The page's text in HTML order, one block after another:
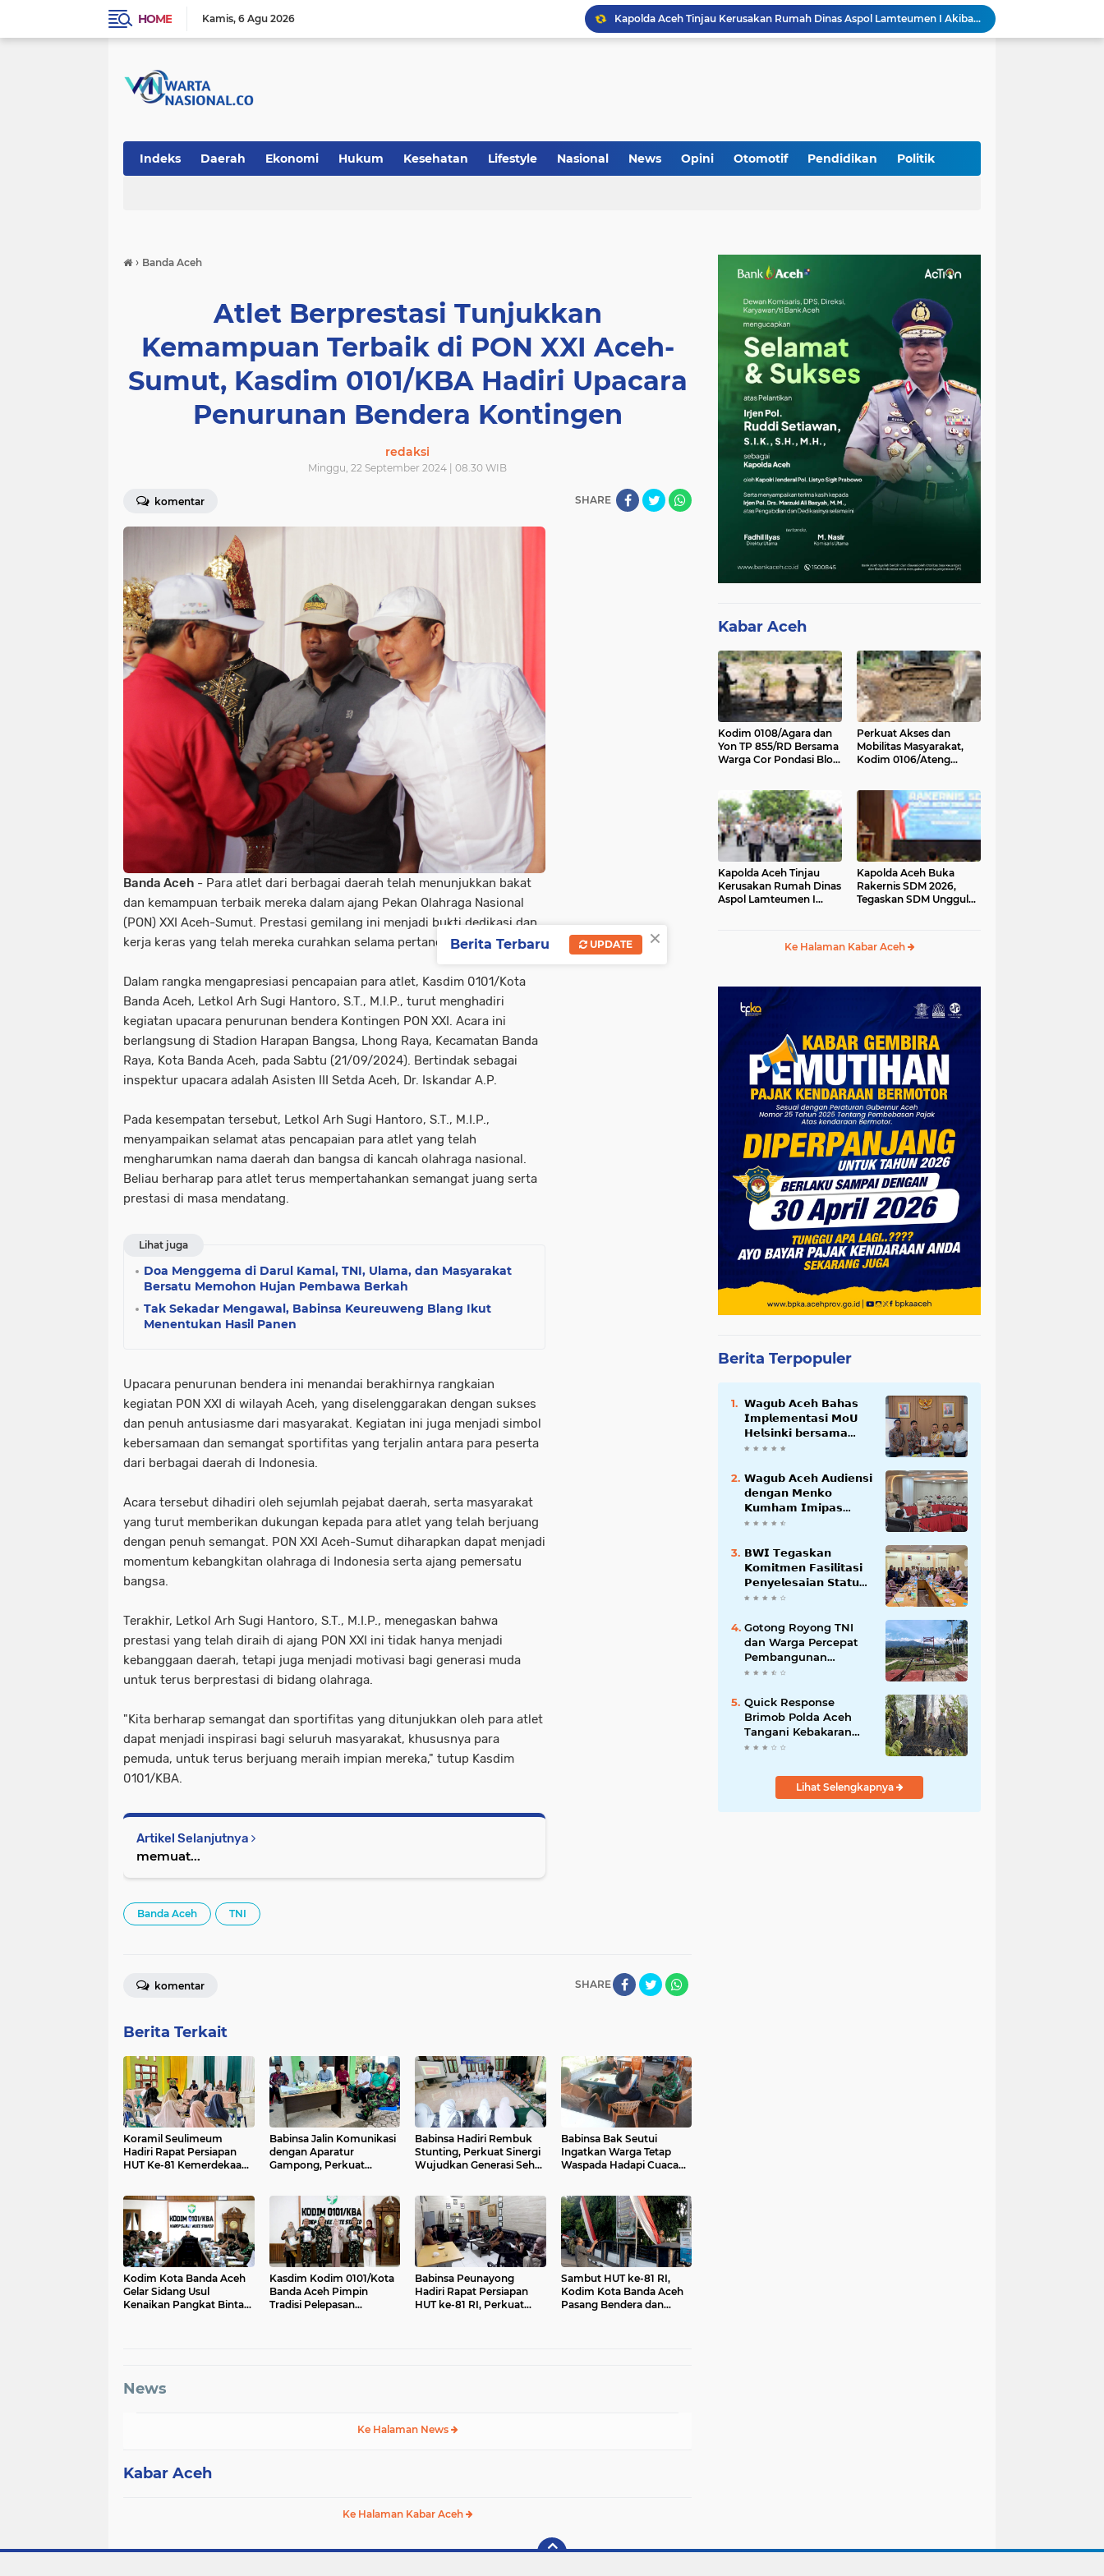
HOME Kamis 6 Agu 2026
Kapolda Aceh Tinjau Kerusakan Rumah Dinas Aspol Lamteumen I Akibat Angin Kencang Disertai Hujan
Kodim Kota Banda Aceh Gelar Sidang Usul Kenaikan Pangkat Bintara dan Tamtama Periode 1 April 2027
Perkuat Akses dan Mobilitas Masyarakat, Kodim 0106/Ateng Dukung Pembangunan Jembatan Beton di Rusip Antara, Aceh Tengah
Indeks Daerah Ekonomi Hukum Kesehatan Lifestyle Nasional News Opini Otomotif Pendidikan Politik
› Banda Aceh
Atlet Berprestasi Tunjukkan
Kemampuan Terbaik di PON XXI Aceh-
Sumut, Kasdim 0101/KBA Hadiri Upacara
Penurunan Bendera Kontingen
redaksi
Minggu, 22 September 2024 | 08.30 WIB
komentar SHARE
Banda Aceh - Para atlet dari berbagai daerah telah menunjukkan bakat
dan kemampuan terbaik mereka dalam ajang Pekan Olahraga Nasional
(PON) XXI Aceh-Sumut. Prestasi gemilang ini menjadi bukti dedikasi dan
kerja keras yang telah mereka curahkan selama pertandingan.
Dalam rangka mengapresiasi pencapaian para atlet, Kasdim 0101/Kota
Banda Aceh, Letkol Arh Sugi Hantoro, S.T., M.I.P., turut menghadiri
kegiatan upacara penurunan bendera Kontingen PON XXI. Acara ini
berlangsung di Stadion Harapan Bangsa, Lhong Raya, Kecamatan Banda
Raya, Kota Banda Aceh, pada Sabtu (21/09/2024). Bertindak sebagai
inspektur upacara adalah Asisten III Setda Aceh, Dr. Iskandar A.P.
Pada kesempatan tersebut, Letkol Arh Sugi Hantoro, S.T., M.I.P.,
menyampaikan selamat atas pencapaian para atlet yang telah
mengharumkan nama daerah dan bangsa di kancah olahraga nasional.
Beliau berharap para atlet terus mempertahankan semangat juang serta
prestasi di masa mendatang.
Lihat juga
Doa Menggema di Darul Kamal, TNI, Ulama, dan Masyarakat
Bersatu Memohon Hujan Pembawa Berkah
Tak Sekadar Mengawal, Babinsa Keureuweng Blang Ikut
Menentukan Hasil Panen
Upacara penurunan bendera ini menandai berakhirnya rangkaian
kegiatan PON XXI di wilayah Aceh, yang diselenggarakan dengan sukses
dan penuh antusiasme dari masyarakat. Kegiatan ini juga menjadi simbol
kebersamaan dan semangat sportifitas yang terjalin antara para peserta
dari berbagai daerah di Indonesia.
Acara tersebut dihadiri oleh sejumlah pejabat daerah, serta masyarakat
yang turut memberikan dukungan kepada para atlet yang telah berjuang
dengan penuh semangat. PON XXI Aceh-Sumut diharapkan dapat menjadi
momentum kebangkitan olahraga di Indonesia serta ajang pemersatu
bangsa.
Terakhir, Letkol Arh Sugi Hantoro, S.T., M.I.P., menegaskan bahwa
prestasi yang telah diraih di ajang PON XXI ini tidak hanya menjadi
kebanggaan daerah, tetapi juga menjadi motivasi bagi generasi muda
untuk terus berprestasi di bidang olahraga.
"Kita berharap semangat dan sportifitas yang ditunjukkan oleh para atlet
dapat menjadi inspirasi bagi seluruh masyarakat, khususnya para
pemuda, untuk terus berjuang meraih impian mereka," tutup Kasdim
0101/KBA.
Artikel Selanjutnya
memuat...
Banda Aceh TNI
SHARE
komentar
Berita Terkait
Koramil Seulimeum
Hadiri Rapat Persiapan
HUT Ke-81 Kemerdekaan
Babinsa Jalin Komunikasi
dengan Aparatur
Gampong, Perkuat
Babinsa Hadiri Rembuk
Stunting, Perkuat Sinergi
Wujudkan Generasi Sehat
Babinsa Bak Seutui
Ingatkan Warga Tetap
Waspada Hadapi Cuaca
Kodim Kota Banda Aceh
Gelar Sidang Usul
Kenaikan Pangkat Bintara
Kasdim Kodim 0101/Kota
Banda Aceh Pimpin
Tradisi Pelepasan
Babinsa Peunayong
Hadiri Rapat Persiapan
HUT ke-81 RI, Perkuat
Sambut HUT ke-81 RI,
Kodim Kota Banda Aceh
Pasang Bendera dan
News
Ke Halaman News
Kabar Aceh
Ke Halaman Kabar Aceh
Kabar Aceh
Kodim 0108/Agara dan
Yon TP 855/RD Bersama
Warga Cor Pondasi Blok
Ger, Aceh Tenggara
Perkuat Akses dan
Mobilitas Masyarakat,
Kodim 0106/Ateng
Rusip Antara, Aceh
Tengah
Kapolda Aceh Tinjau
Kerusakan Rumah Dinas
Aspol Lamteumen I
Kapolda Aceh Buka
Rakernis SDM 2026,
Tegaskan SDM Unggul
Ke Halaman Kabar Aceh
Berita Terpopuler
𝗪𝗮𝗴𝘂𝗯 𝗔𝗰𝗲𝗵 𝗕𝗮𝗵𝗮𝘀
𝗜𝗺𝗽𝗹𝗲𝗺𝗲𝗻𝘁𝗮𝘀𝗶 𝗠𝗼𝗨
𝗛𝗲𝗹𝘀𝗶𝗻𝗸𝗶 𝗯𝗲𝗿𝘀𝗮𝗺𝗮
𝗦𝗲𝗸𝗿𝗲𝘁𝗮𝗿𝗶𝗮𝘁 𝗡𝗲𝗴𝗮𝗿𝗮
𝗪𝗮𝗴𝘂𝗯 𝗔𝗰𝗲𝗵 𝗔𝘂𝗱𝗶𝗲𝗻𝘀𝗶
𝗱𝗲𝗻𝗴𝗮𝗻 𝗠𝗲𝗻𝗸𝗼
𝗞𝘂𝗺𝗵𝗮𝗺 𝗜𝗺𝗶𝗽𝗮𝘀
𝗧𝗲𝗿𝗸𝗮𝗶𝘁 𝗦𝘁𝗮𝘁𝘂𝘀 𝗪𝗮𝗸𝗮𝗳
𝗕𝗪𝗜 𝗧𝗲𝗴𝗮𝘀𝗸𝗮𝗻
𝗞𝗼𝗺𝗶𝘁𝗺𝗲𝗻 𝗙𝗮𝘀𝗶𝗹𝗶𝘁𝗮𝘀𝗶
𝗣𝗲𝗻𝘆𝗲𝗹𝗲𝘀𝗮𝗶𝗮𝗻 𝗦𝘁𝗮𝘁𝘂𝘀
𝗪𝗮𝗸𝗮𝗳 𝗕𝗹𝗮𝗻𝗴 𝗣𝗮𝗱𝗮𝗻𝗴
Gotong Royong TNI
dan Warga Percepat
Pembangunan
Jembatan Gantung
Aceh Tenggara
Quick Response
Brimob Polda Aceh
Tangani Kebakaran
Hutan di Lembah
Lihat Selengkapnya
×
Berita Terbaru UPDATE